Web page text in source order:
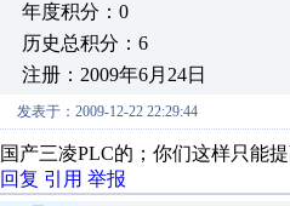
年度积分：0
历史总积分：6
注册：2009年6月24日
发表于：2009-12-22 22:29:44
国产三凌PLC的；你们这样只能
回复 引用 举报